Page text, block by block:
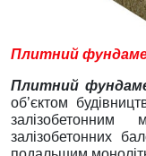
Плитний
Плитний
об’єктом
залізобетонних